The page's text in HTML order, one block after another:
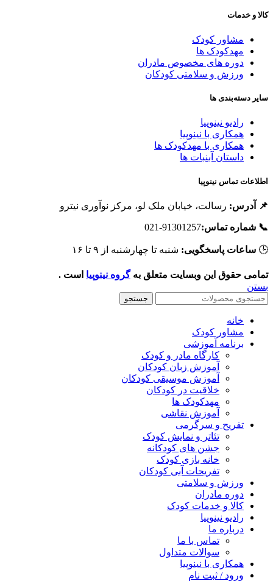
و خدمات
مشاور کودک
مهدکودک ها
دوره های مخصوص مادران
ورزش و سلامتی کودکان
دسته‌بندی ها
رادیو نینوپیا
همکاری با نینوپیا
همکاری با مهدکودک ها
داستان آبنبات ها
تماس نینوپیا
آدرس: رسالت، خیابان ملک لو، مرکز نوآوری نیترو
شماره تماس: 91301257-021
ساعات پاسخگویی: شنبه تا چهارشنبه از ۹ تا ۱۶
حقوق این وبسایت متعلق بهگروه نینوپیااست .
جستجو
خانه
مشاور کودک
برنامه آموزشی
کارگاه مادر و کودک
آموزش زبان کودکان
آموزش موسیقی کودکان
خلاقیت در کودکان
مهد‌کودک ها
آموزش نقاشی
تفریح و سرگرمی
تئاتر و نمایش کودک
جشن های کودکانه
خانه بازی کودک
تفریحات آبی کودکان
ورزش و سلامتی
دوره مادران
کالا و خدمات کودک
رادیو نینوپیا
درباره ما
تماس با ما
سوالات متداول
همکاری با نینوپیا
ورود / ثبت نام